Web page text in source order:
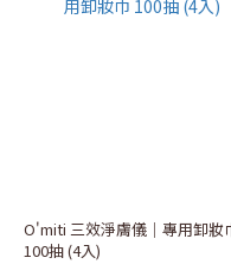
O'miti 三效淨膚儀｜專用卸妝
100抽 (4入)